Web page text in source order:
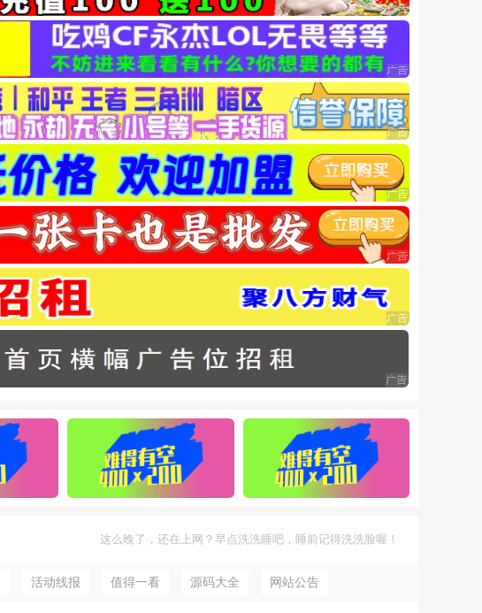
这么晚了，还在上网？早点洗洗睡吧，睡前记得洗洗脸喔！
活动线报 值得一看 源码大全 网站公告